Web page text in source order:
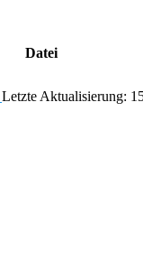
Datei
Letzte Aktualisierung: